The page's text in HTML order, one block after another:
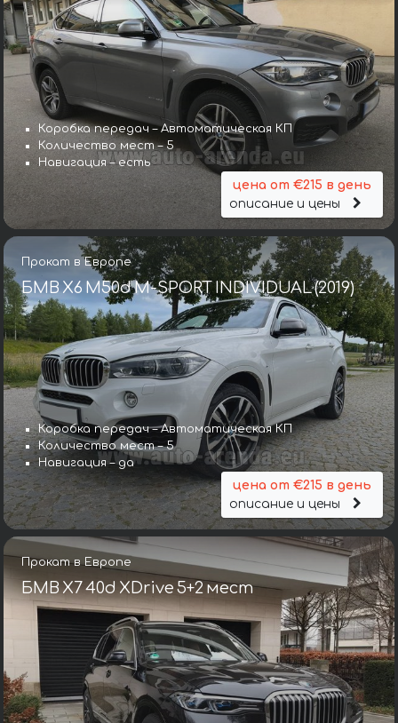
Коробка передач – Автоматическая КП
Количество мест – 5
Навигация – есть
цена от €215 в день
описание и цены
Прокат в Европе
БМВ X6 M50d M-SPORT INDIVIDUAL (2019)
Коробка передач – Автоматическая КП
Количество мест – 5
Навигация – да
цена от €215 в день
описание и цены
Прокат в Европе
БМВ X7 40d XDrive 5+2 мест